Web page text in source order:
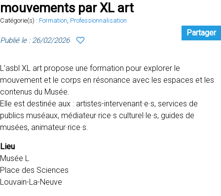
mouvements par XL art
Catégorie(s) : Formation, Professionnalisation
Publié le : 26/02/2026
Partager
L’asbl XL art propose une formation pour explorer le
mouvement et le corps en résonance avec les espaces et les
contenus du Musée.
Elle est destinée aux : artistes-intervenant·e·s, services de
publics muséaux, médiateur·rice·s culturel·le·s, guides de
musées, animateur·rice·s.
Lieu
Musée L
Place des Sciences
Louvain-La-Neuve